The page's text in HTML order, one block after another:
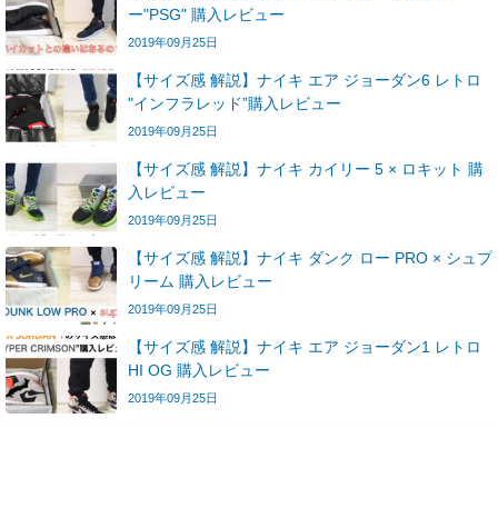
ー"PSG" 購入レビュー
2019年09月25日
【サイズ感 解説】ナイキ エア ジョーダン6 レトロ
"インフラレッド”購入レビュー
2019年09月25日
【サイズ感 解説】ナイキ カイリー 5 × ロキット 購
入レビュー
2019年09月25日
【サイズ感 解説】ナイキ ダンク ロー PRO × シュプ
リーム 購入レビュー
2019年09月25日
【サイズ感 解説】ナイキ エア ジョーダン1 レトロ
HI OG 購入レビュー
2019年09月25日